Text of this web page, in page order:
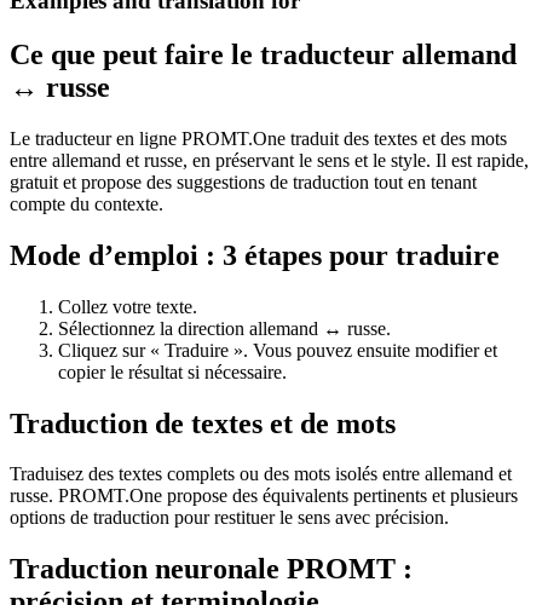
Ce que peut faire le traducteur allemand
↔ russe
Le traducteur en ligne PROMT.One traduit des textes et des mots
entre allemand et russe, en préservant le sens et le style. Il est rapide,
gratuit et propose des suggestions de traduction tout en tenant
compte du contexte.
Mode d’emploi : 3 étapes pour traduire
Collez votre texte.
Sélectionnez la direction allemand ↔ russe.
Cliquez sur « Traduire ». Vous pouvez ensuite modifier et
copier le résultat si nécessaire.
Traduction de textes et de mots
Traduisez des textes complets ou des mots isolés entre allemand et
russe. PROMT.One propose des équivalents pertinents et plusieurs
options de traduction pour restituer le sens avec précision.
Traduction neuronale PROMT :